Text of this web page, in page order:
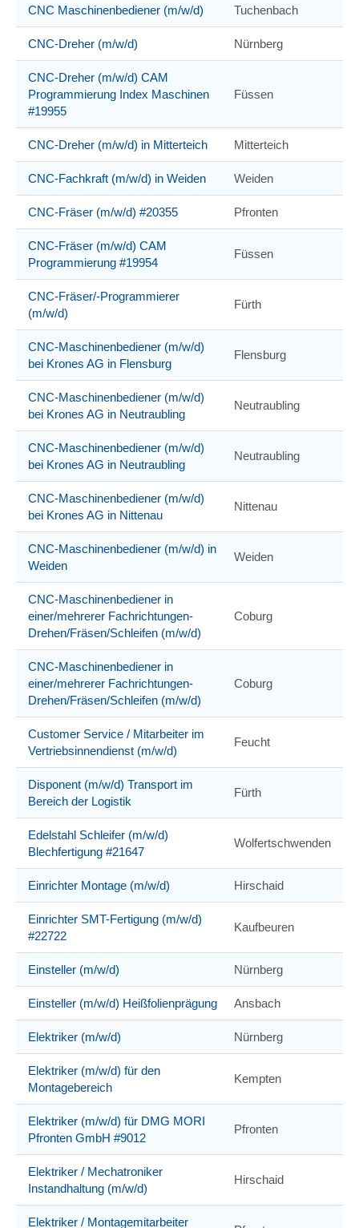
CNC Maschinenbediener (m/w/d) Tuchenbach
CNC-Dreher (m/w/d) Nürnberg
CNC-Dreher (m/w/d) CAM
Programmierung Index Maschinen
#19955
Füssen
CNC-Dreher (m/w/d) in Mitterteich Mitterteich
CNC-Fachkraft (m/w/d) in Weiden Weiden
CNC-Fräser (m/w/d) #20355 Pfronten
CNC-Fräser (m/w/d) CAM
Programmierung #19954
Füssen
CNC-Fräser/-Programmierer
(m/w/d)
Fürth
CNC-Maschinenbediener (m/w/d)
bei Krones AG in Flensburg
Flensburg
CNC-Maschinenbediener (m/w/d)
bei Krones AG in Neutraubling
Neutraubling
CNC-Maschinenbediener (m/w/d)
bei Krones AG in Neutraubling
Neutraubling
CNC-Maschinenbediener (m/w/d)
bei Krones AG in Nittenau
Nittenau
CNC-Maschinenbediener (m/w/d) in
Weiden
Weiden
CNC-Maschinenbediener in
einer/mehrerer Fachrichtungen-
Drehen/Fräsen/Schleifen (m/w/d)
Coburg
CNC-Maschinenbediener in
einer/mehrerer Fachrichtungen-
Drehen/Fräsen/Schleifen (m/w/d)
Coburg
Customer Service / Mitarbeiter im
Vertriebsinnendienst (m/w/d)
Feucht
Disponent (m/w/d) Transport im
Bereich der Logistik
Fürth
Edelstahl Schleifer (m/w/d)
Blechfertigung #21647
Wolfertschwenden
Einrichter Montage (m/w/d) Hirschaid
Einrichter SMT-Fertigung (m/w/d)
#22722
Kaufbeuren
Einsteller (m/w/d) Nürnberg
Einsteller (m/w/d) Heißfolienprägung Ansbach
Elektriker (m/w/d) Nürnberg
Elektriker (m/w/d) für den
Montagebereich
Kempten
Elektriker (m/w/d) für DMG MORI
Pfronten GmbH #9012
Pfronten
Elektriker / Mechatroniker
Instandhaltung (m/w/d)
Hirschaid
Elektriker / Montagemitarbeiter